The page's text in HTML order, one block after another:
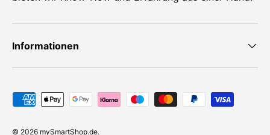
Informationen
Zahlungsmethoden
© 2026 mySmartShop.de.